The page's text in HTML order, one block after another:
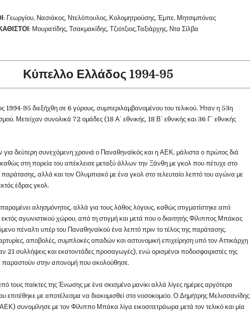
: Γεωργίου, Νασιάκος, Ντελόπουλος, Κολομητρούσης, Έμπε, Μητσιμπόνας
: Μουρατίδης, Τσακμακίδης, Τζιότζιος,Ταξιάρχης, Ντα Σίλβα
Κύπελλο Ελλάδος 1994-95
1994-95 διεξήχθη σε 6 γύρους, συμπεριλαμβανομένου του τελικού. Ήταν η 53η
Μετείχαν συνολικά 72 ομάδες (18 Α΄ εθνικής, 18 Β΄ εθνικής και 36 Γ΄ εθνικής
για δεύτερη συνεχόμενη χρονιά ο Παναθηναϊκός και η ΑΕΚ, μάλιστα ο πρώτος διά
στη πορεία του απέκλεισε μεταξύ άλλων την Ξάνθη με γκολ που πέτυχε στο
παράτασης, αλλά και τον Ολυμπιακό με ένα γκολ στο τελευταίο λεπτό του αγώνα με
έδρας γκολ.
αλησμόνητος, αλλά για τους λάθος λόγους, καθώς στιγματίστηκε από
εκτός αγωνιστικού χώρου, από τη στιγμή και μετά που ο διαιτητής Φίλιππος Μπάκας
πέναλτι υπέρ του Παναθηναϊκού ένα λεπτό πριν το τέλος της παράτασης.
αποβολές, συμπλοκές οπαδών και αστυνομική επιχείρηση υπό τον Αττικάρχη
21 συλλήψεις και εκατοντάδες προσαγωγές), ενώ ορισμένοι ποδοσφαιριστές της
στην απονομή που ακολούθησε.
τους παίκτες της Ένωσης με ένα σκισμένο μανίκι αλλά λίγες ημέρες αργότερα
επιτέθηκε με αποτέλεσμα να διακομισθεί στο νοσοκομείο. Ο Δημήτρης Μελισσανίδης
συνομίλησε με τον Φίλιππο Μπάκα λίγα εικοσιτετράωρα μετά τον τελικό και μία